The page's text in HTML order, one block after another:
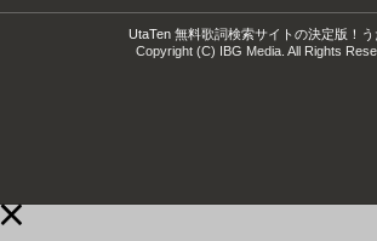
UtaTen 無料歌詞検索サイトの決定版！う
Copyright (C) IBG Media. All Rights